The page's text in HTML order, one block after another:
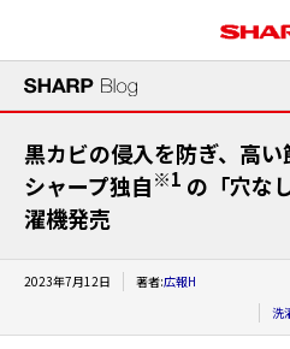
黒カビの侵入を防ぎ、高い
シャープ独自※1 の「穴な
濯機発売
2023年7月12日 著者:広報H
洗